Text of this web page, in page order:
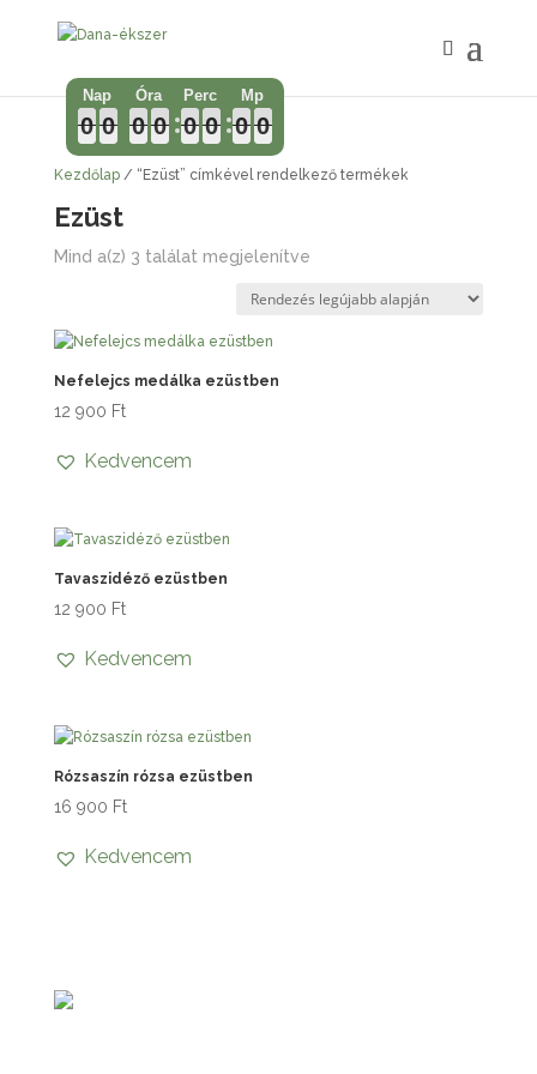
0
0
0
0 0
0
0
0 0
0
0
0 0
0
0
0 0
0
0
0 0
0
0
0 0
0
0
0 0
0
0
0
Kezdőlap/ “Ezüst” címkével rendelkező termékek
Ezüst
Mind a(z) 3 találat megjelenítveSorted
latest
Nefelejcs medálka ezüstben
12 900 Ft
Kedvencem
Tavaszidéző ezüstben
12 900 Ft
Kedvencem
Rózsaszín rózsa ezüstben
16 900 Ft
Kedvencem